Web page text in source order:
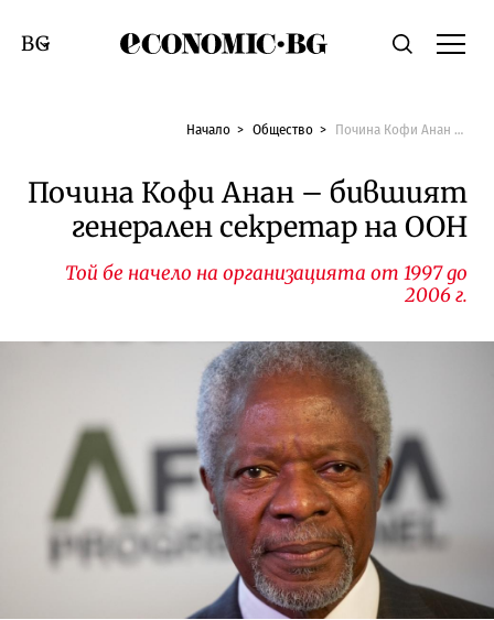
Economic.bgТърсене
Смяна на език
Начало Общество Почина Кофи Анан – бившият генерален секретар на ООН
Почина Кофи Анан – бившият
генерален секретар на ООН
Той бе начело на организацията от 1997 до
2006 г.